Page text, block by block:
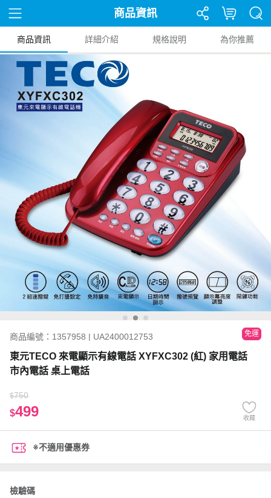
商品資訊
商品資訊 詳細介紹 規格說明 為你推薦
商品編號：1357958 | UA2400012753 免運
東元TECO 來電顯示有線電話 XYFXC302 (紅) 家用電話
市內電話 桌上電話
$750
$499 收藏
※不適用優惠券
檢驗碼